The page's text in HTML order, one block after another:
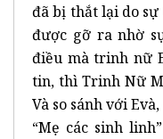
đã bị thắt lại do sự
được gỡ ra nhờ
điều mà trinh nữ
tin, thì Trinh Nữ
Và so sánh với
“Mẹ các sinh